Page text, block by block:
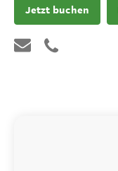
Jetzt buchen